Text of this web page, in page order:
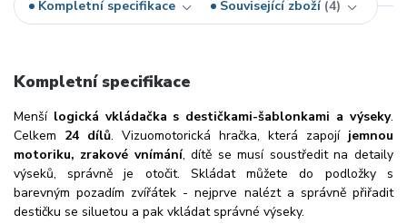
Kompletní specifikace Související zboží 4
Kompletní specifikace
Menší logická vkládačka s destičkami-šablonkami a výseky.
Celkem 24 dílů. Vizuomotorická hračka, která zapojí jemnou
motoriku, zrakové vnímání, dítě se musí soustředit na detaily
výseků, správně je otočit. Skládat můžete do podložky s
barevným pozadím zvířátek - nejprve nalézt a správně přiřadit
destičku se siluetou a pak vkládat správné výseky.